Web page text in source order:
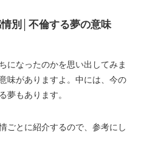
別│不倫する夢の意味
になったのかを思い出してみま
味がありますよ。中には、今の
夢もあります。
ごとに紹介するので、参考にし